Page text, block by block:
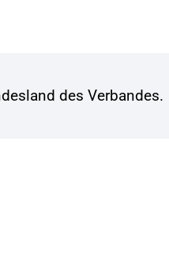
des Verbandes.